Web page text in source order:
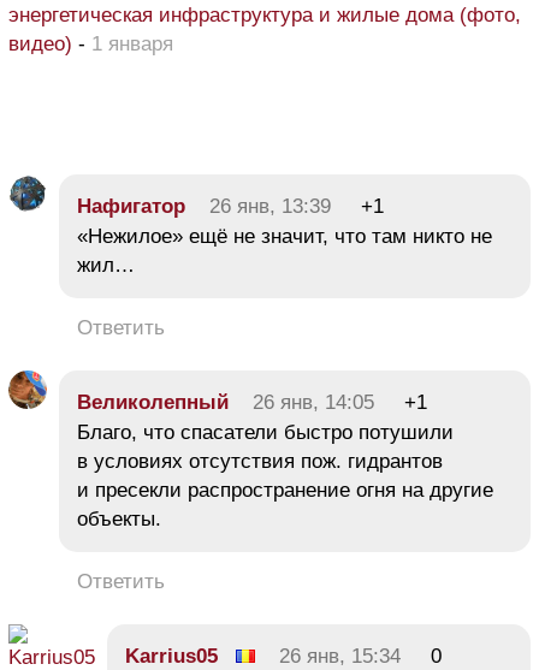
энергетическая инфраструктура и жилые дома (фото,
видео) - 1 января
Нафигатор 26 янв, 13:39
+1
«Нежилое» ещё не значит, что там никто не
жил…
Ответить
Великолепный 26 янв, 14:05
+1
Благо, что спасатели быстро потушили
в условиях отсутствия пож. гидрантов
и пресекли распространение огня на другие
объекты.
Ответить
Karrius05 26 янв, 15:34
0